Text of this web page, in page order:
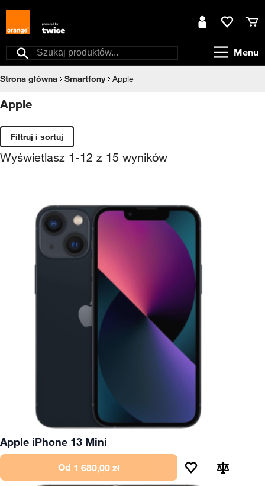
Przejdź do treści
Menu
Szukaj
Moje kontoUlubione
Strona główna Smartfony Apple
Apple
Filtruj i sortuj
Wyświetlasz 1-12 z 15 wyników
Apple iPhone 13 Mini
Od 1 680,00 zł